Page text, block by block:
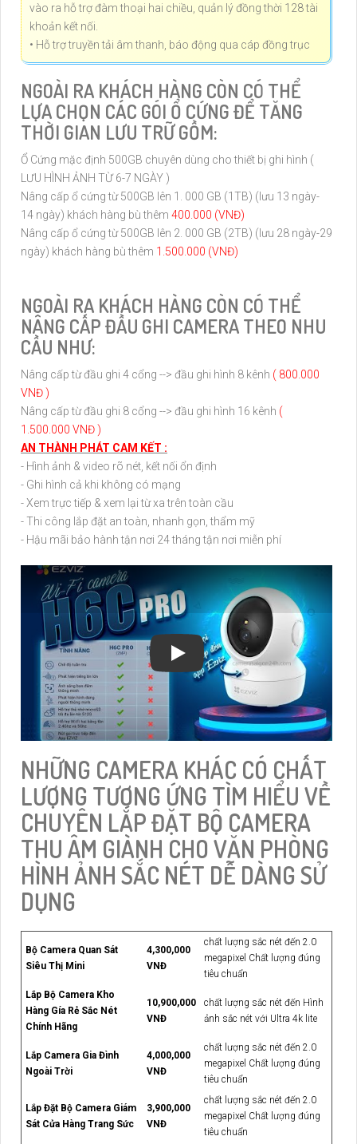
vào ra hỗ trợ đàm thoại hai chiều, quản lý đồng thời 128 tài
khoản kết nối.
• Hỗ trợ truyền tải âm thanh, báo động qua cáp đồng trục
NGOÀI RA KHÁCH HÀNG CÒN CÓ THỂ
LỰA CHỌN CÁC GÓI Ổ CỨNG ĐỂ TĂNG
THỜI GIAN LƯU TRỮ GỒM:
Ổ Cứng mặc định 500GB chuyên dùng cho thiết bị ghi hình (
LƯU HÌNH ẢNH TỪ 6-7 NGÀY )
Nâng cấp ổ cứng từ 500GB lên 1. 000 GB (1TB) (lưu 13 ngày-
14 ngày) khách hàng bù thêm 400.000 (VNĐ)
Nâng cấp ổ cứng từ 500GB lên 2. 000 GB (2TB) (lưu 28 ngày-29
ngày) khách hàng bù thêm 1.500.000 (VNĐ)
NGOÀI RA KHÁCH HÀNG CÒN CÓ THỂ
NÂNG CẤP ĐẦU GHI CAMERA THEO NHU
CẦU NHƯ:
Nâng cấp từ đầu ghi 4 cổng --> đầu ghi hình 8 kênh ( 800.000
VNĐ )
Nâng cấp từ đầu ghi 8 cổng --> đầu ghi hình 16 kênh (
1.500.000 VNĐ )
AN THÀNH PHÁT CAM KẾT :
- Hình ảnh & video rõ nét, kết nối ổn định
- Ghi hình cả khi không có mạng
- Xem trực tiếp & xem lại từ xa trên toàn cầu
- Thi công lắp đặt an toàn, nhanh gọn, thẩm mỹ
- Hậu mãi bảo hành tận nơi 24 tháng tận nơi miễn phí
NHỮNG CAMERA KHÁC CÓ CHẤT
LƯỢNG TƯƠNG ỨNG TÌM HIỂU VỀ
CHUYÊN LẮP ĐẶT BỘ CAMERA
THU ÂM GIÀNH CHO VĂN PHÒNG
HÌNH ẢNH SẮC NÉT DỄ DÀNG SỬ
DỤNG
Bộ Camera Quan Sát
Siêu Thị Mini
4,300,000
VNĐ
chất lượng sắc nét đến 2.0
megapixel Chất lượng đúng
tiêu chuẩn
Lắp Bộ Camera Kho
Hàng Gía Rẻ Sắc Nét
Chính Hãng
10,900,000
VNĐ
chất lượng sắc nét đến Hình
ảnh sắc nét với Ultra 4k lite
Lắp Camera Gia Đình
Ngoài Trời
4,000,000
VNĐ
chất lượng sắc nét đến 2.0
megapixel Chất lượng đúng
tiêu chuẩn
Lắp Đặt Bộ Camera Giám
Sát Cửa Hàng Trang Sức
3,900,000
VNĐ
chất lượng sắc nét đến 2.0
megapixel Chất lượng đúng
tiêu chuẩn